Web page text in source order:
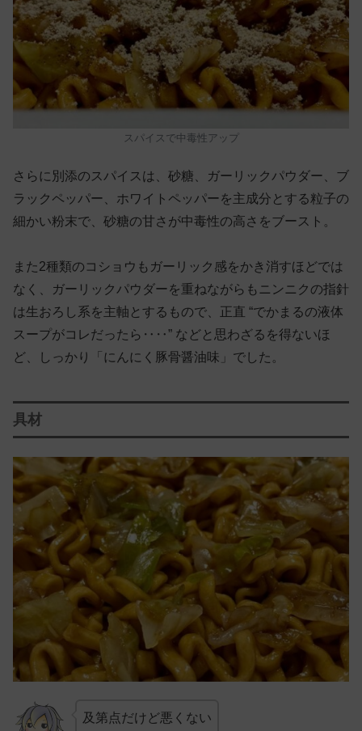
スパイスで中毒性アップ
さらに別添のスパイスは、砂糖、ガーリックパウダー、ブ
ラックペッパー、ホワイトペッパーを主成分とする粒子の
細かい粉末で、砂糖の甘さが中毒性の高さをブースト。
また2種類のコショウもガーリック感をかき消すほどでは
なく、ガーリックパウダーを重ねながらもニンニクの指針
は生おろし系を主軸とするもので、正直 “でかまるの液体
スープがコレだったら‥‥” などと思わざるを得ないほ
ど、しっかり「にんにく豚骨醤油味」でした。
具材
及第点だけど悪くない